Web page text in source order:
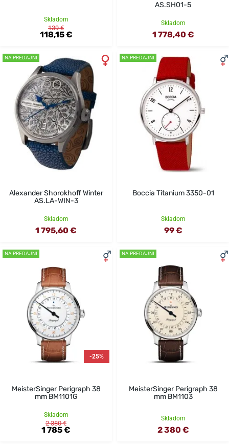
Skladom
139 €
118,15 €
AS.SH01-5
Skladom
1 778,40 €
NA PREDAJNI
Alexander Shorokhoff Winter
AS.LA-WIN-3
Skladom
1 795,60 €
NA PREDAJNI
Boccia Titanium 3350-01
Skladom
99 €
NA PREDAJNI
-25%
MeisterSinger Perigraph 38
mm BM1101G
Skladom
2 380 €
1 785 €
NA PREDAJNI
MeisterSinger Perigraph 38
mm BM1103
Skladom
2 380 €